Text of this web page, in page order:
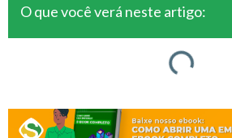
O que você verá neste artigo: